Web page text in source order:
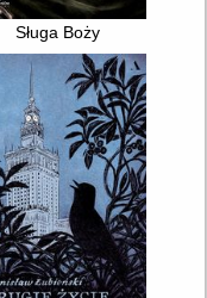
Sługa Boży